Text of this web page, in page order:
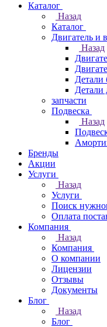
Каталог
Назад
Каталог
Двигатель и
Назад
Детали
Детали
запчасти
Подвеска
Назад
Бренды
Акции
Услуги
Назад
Услуги
Поиск
Оплата
Компания
Назад
Компания
О компании
Лицензии
Отзывы
Документы
Блог
Назад
Блог